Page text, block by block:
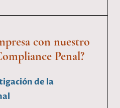
con nuestro
Penal?
de la